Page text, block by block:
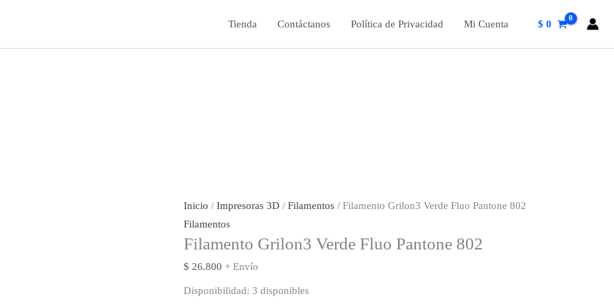
Tienda Contáctanos Política de Privacidad Mi Cuenta $ 0
Inicio / Impresoras 3D / Filamentos / Filamento Grilon3 Verde Fluo Pantone 802
Filamentos
Filamento Grilon3 Verde Fluo Pantone 802
$ 26.800 + Envío
Disponibilidad: 3 disponibles